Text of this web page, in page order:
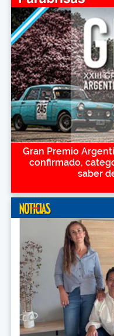
Gran Premio
confirmado,
saber